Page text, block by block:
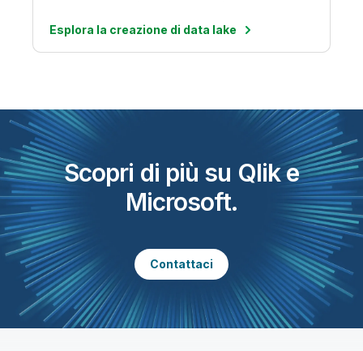
Esplora la creazione di data lake
Scopri di più su Qlik e
Microsoft.
Contattaci